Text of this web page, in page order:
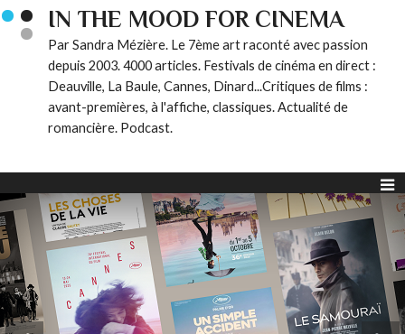
IN THE MOOD FOR CINEMA
Par Sandra Mézière. Le 7ème art raconté avec passion
depuis 2003. 4000 articles. Festivals de cinéma en direct :
Deauville, La Baule, Cannes, Dinard...Critiques de films :
avant-premières, à l'affiche, classiques. Actualité de
romancière. Podcast.